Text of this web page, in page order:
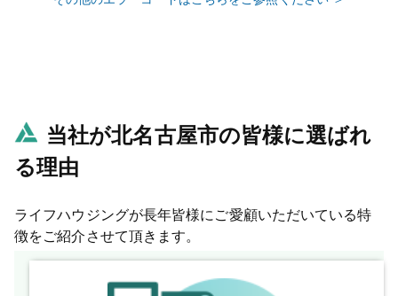
当社が北名古屋市の皆様に選ばれ
る理由
ライフハウジングが長年皆様にご愛顧いただいている特
徴をご紹介させて頂きます。